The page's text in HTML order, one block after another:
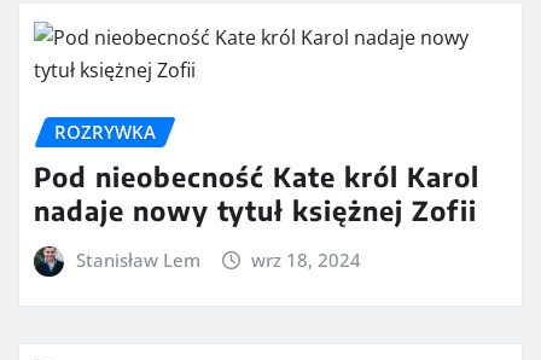
ROZRYWKA
Pod nieobecność Kate król Karol
nadaje nowy tytuł księżnej Zofii
Stanisław Lem wrz 18, 2024